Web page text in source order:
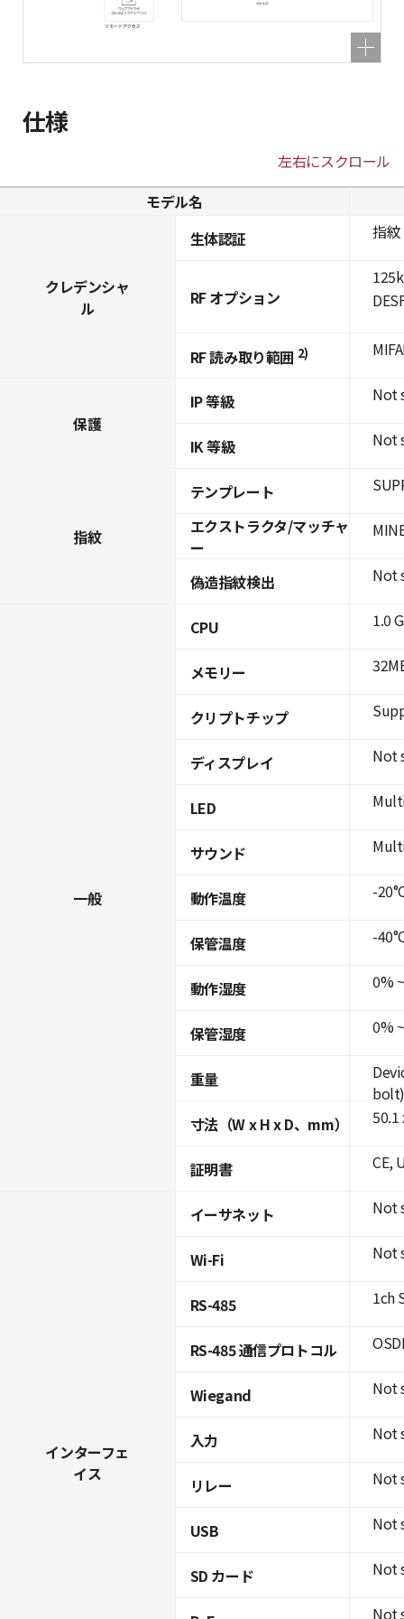
仕様
左右にスクロール
モデル名
クレデンシャ
ル
生体認証
RF オプション
RF 読み取り範囲 2)
保護
IP 等級
IK 等級
指紋
テンプレート
エクストラクタ/マッチャ
ー
偽造指紋検出
一般
CPU
メモリー
クリプトチップ
ディスプレイ
LED
サウンド
動作温度
保管温度
動作湿度
保管湿度
重量
寸法（W x H x D、mm）
証明書
インターフェ
イス
イーサネット
Wi-Fi
RS-485
RS-485 通信プロトコル
Wiegand
入力
リレー
USB
SD カード
指紋
Not
Not
Not
1.0
Not
-
-
0%
0%
bolt)
50.1
CE,
Not
Not
1ch
Not
Not
Not
Not
Not
Not